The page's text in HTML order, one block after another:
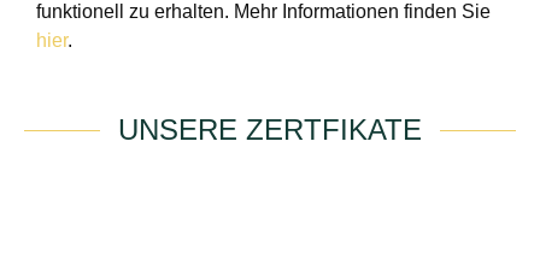
funktionell zu erhalten. Mehr Informationen finden Sie
hier.
UNSERE ZERTFIKATE